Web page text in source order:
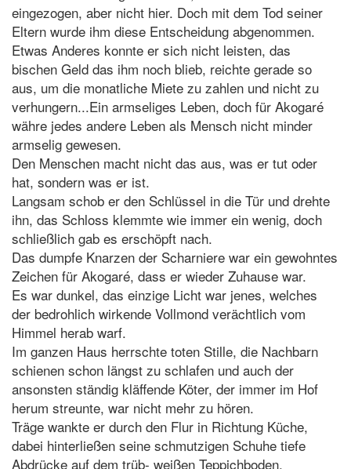
eingezogen, aber nicht hier. Doch mit dem Tod seiner
Eltern wurde ihm diese Entscheidung abgenommen.
Etwas Anderes konnte er sich nicht leisten, das
bischen Geld das ihm noch blieb, reichte gerade so
aus, um die monatliche Miete zu zahlen und nicht zu
verhungern...Ein armseliges Leben, doch für Akogaré
währe jedes andere Leben als Mensch nicht minder
armselig gewesen.
Den Menschen macht nicht das aus, was er tut oder
hat, sondern was er ist.
Langsam schob er den Schlüssel in die Tür und drehte
ihn, das Schloss klemmte wie immer ein wenig, doch
schließlich gab es erschöpft nach.
Das dumpfe Knarzen der Scharniere war ein gewohntes
Zeichen für Akogaré, dass er wieder Zuhause war.
Es war dunkel, das einzige Licht war jenes, welches
der bedrohlich wirkende Vollmond verächtlich vom
Himmel herab warf.
Im ganzen Haus herrschte toten Stille, die Nachbarn
schienen schon längst zu schlafen und auch der
ansonsten ständig kläffende Köter, der immer im Hof
herum streunte, war nicht mehr zu hören.
Träge wankte er durch den Flur in Richtung Küche,
dabei hinterließen seine schmutzigen Schuhe tiefe
Abdrücke auf dem trüb- weißen Teppichboden.